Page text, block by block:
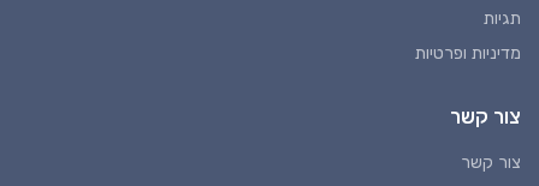
תגיות
מדיניות ופרטיות
צור קשר
צור קשר